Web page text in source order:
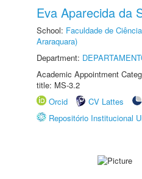
Eva Aparecida da
School: Faculdade de
Araraquara)
Department:
Academic Appointment
title: MS-3.2
Orcid
CV Lattes
Repositório Institucional